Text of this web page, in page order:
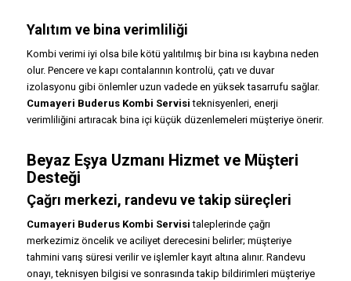
Yalıtım ve bina verimliliği
Kombi verimi iyi olsa bile kötü yalıtılmış bir bina ısı kaybına neden
olur. Pencere ve kapı contalarının kontrolü, çatı ve duvar
izolasyonu gibi önlemler uzun vadede en yüksek tasarrufu sağlar.
Cumayeri Buderus Kombi Servisi teknisyenleri, enerji
verimliliğini artıracak bina içi küçük düzenlemeleri müşteriye önerir.
Beyaz Eşya Uzmanı Hizmet ve Müşteri
Desteği
Çağrı merkezi, randevu ve takip süreçleri
Cumayeri Buderus Kombi Servisi taleplerinde çağrı
merkezimiz öncelik ve aciliyet derecesini belirler; müşteriye
tahmini varış süresi verilir ve işlemler kayıt altına alınır. Randevu
onayı, teknisyen bilgisi ve sonrasında takip bildirimleri müşteriye